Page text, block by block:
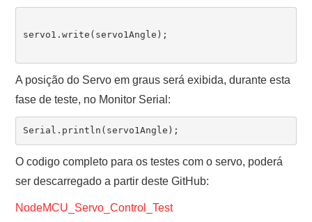
servo1.write(servo1Angle);
A posição do Servo em graus será exibida, durante esta
fase de teste, no Monitor Serial:
O codigo completo para os testes com o servo, poderá
ser descarregado a partir deste GitHub:
NodeMCU_Servo_Control_Test